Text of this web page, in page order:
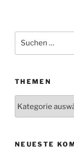
Suchen
THEMEN
NEUESTE